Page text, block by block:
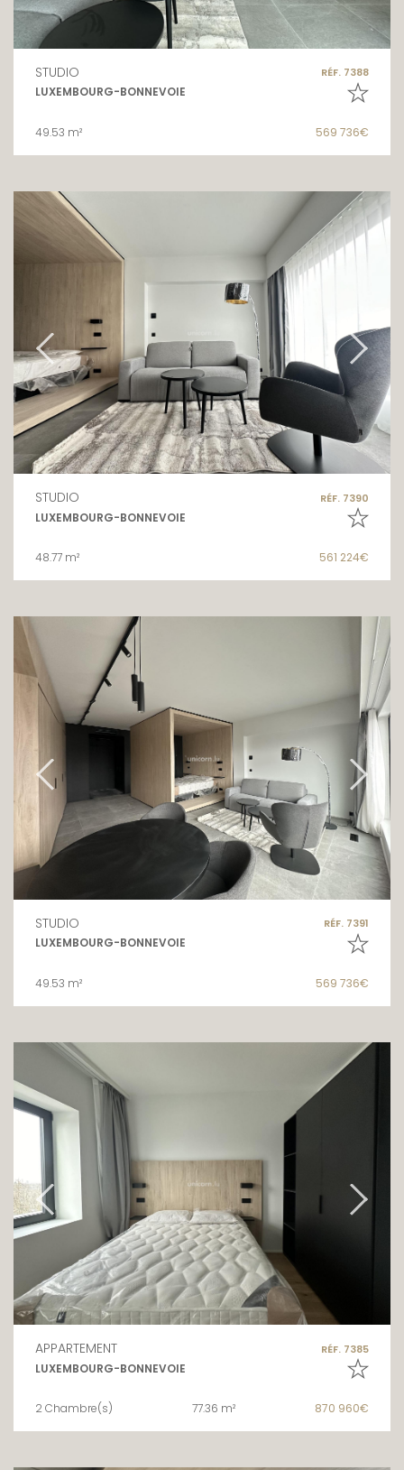
STUDIO RÉF. 7388
LUXEMBOURG-BONNEVOIE
49.53 m² 569 736€
STUDIO RÉF. 7390
LUXEMBOURG-BONNEVOIE
48.77 m² 561 224€
STUDIO RÉF. 7391
LUXEMBOURG-BONNEVOIE
49.53 m² 569 736€
APPARTEMENT RÉF. 7385
LUXEMBOURG-BONNEVOIE
2 Chambre(s) 77.36 m² 870 960€